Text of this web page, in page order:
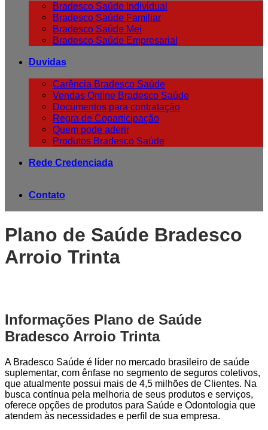
Bradesco Saúde Individual
Bradesco Saúde Familiar
Bradesco Saúde Mei
Bradesco Saúde Empresarial
Duvidas
Carência Bradesco Saúde
Vendas Online Bradesco Saúde
Documentos para contratação
Regra de Coparticipação
Quem pode aderir
Produtos Bradesco Saúde
Rede Credenciada
Contato
Plano de Saúde Bradesco
Arroio Trinta
Informações Plano de Saúde
Bradesco Arroio Trinta
A Bradesco Saúde é líder no mercado brasileiro de saúde
suplementar, com ênfase no segmento de seguros coletivos,
que atualmente possui mais de 4,5 milhões de Clientes. Na
busca contínua pela melhoria de seus produtos e serviços,
oferece opções de produtos para Saúde e Odontologia que
atendem às necessidades e perfil de sua empresa.